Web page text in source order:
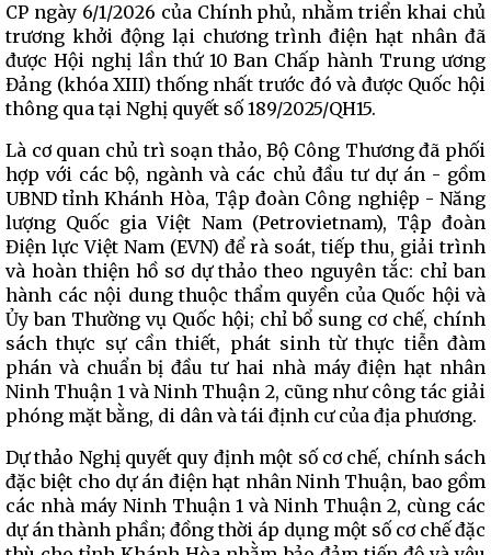
CP ngày 6/1/2026 của Chính phủ, nhằm triển khai chủ
trương khởi động lại chương trình điện hạt nhân đã
được Hội nghị lần thứ 10 Ban Chấp hành Trung ương
Đảng (khóa XIII) thống nhất trước đó và được Quốc hội
thông qua tại Nghị quyết số 189/2025/QH15.
Là cơ quan chủ trì soạn thảo, Bộ Công Thương đã phối
hợp với các bộ, ngành và các chủ đầu tư dự án - gồm
UBND tỉnh Khánh Hòa, Tập đoàn Công nghiệp - Năng
lượng Quốc gia Việt Nam (Petrovietnam), Tập đoàn
Điện lực Việt Nam (EVN) để rà soát, tiếp thu, giải trình
và hoàn thiện hồ sơ dự thảo theo nguyên tắc: chỉ ban
hành các nội dung thuộc thẩm quyền của Quốc hội và
Ủy ban Thường vụ Quốc hội; chỉ bổ sung cơ chế, chính
sách thực sự cần thiết, phát sinh từ thực tiễn đàm
phán và chuẩn bị đầu tư hai nhà máy điện hạt nhân
Ninh Thuận 1 và Ninh Thuận 2, cũng như công tác giải
phóng mặt bằng, di dân và tái định cư của địa phương.
Dự thảo Nghị quyết quy định một số cơ chế, chính sách
đặc biệt cho dự án điện hạt nhân Ninh Thuận, bao gồm
các nhà máy Ninh Thuận 1 và Ninh Thuận 2, cùng các
dự án thành phần; đồng thời áp dụng một số cơ chế đặc